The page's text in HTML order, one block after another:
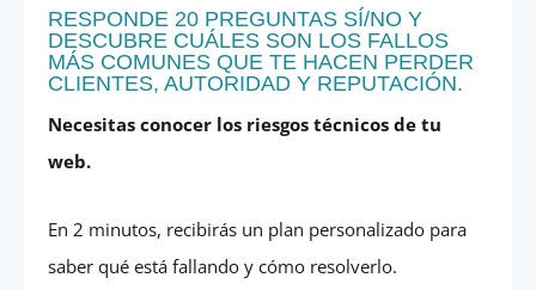
RESPONDE 20 PREGUNTAS SÍ/NO Y
DESCUBRE CUÁLES SON LOS FALLOS
MÁS COMUNES QUE TE HACEN PERDER
CLIENTES, AUTORIDAD Y REPUTACIÓN.
Necesitas conocer los riesgos técnicos de tu
web.
En 2 minutos, recibirás un plan personalizado para
saber qué está fallando y cómo resolverlo.